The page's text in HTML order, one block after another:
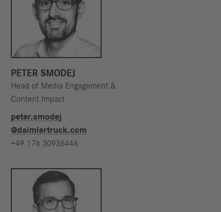
PETER SMODEJ
Head of Media Engagement &
Content Impact
peter.smodej​
@daimlertruck.com
+49 176 30936446